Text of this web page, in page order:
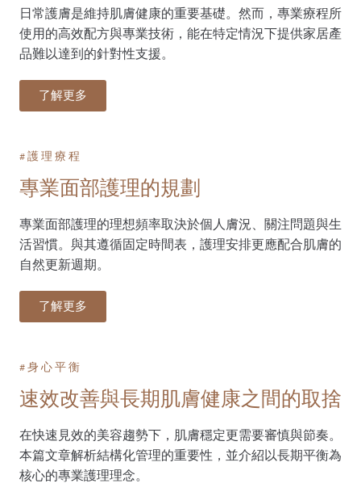
日常護膚是維持肌膚健康的重要基礎。然而，專業療程所
使用的高效配方與專業技術，能在特定情況下提供家居產
品難以達到的針對性支援。
了解更多
#護理療程​
專業面部護理的規劃
專業面部護理的理想頻率取決於個人膚況、關注問題與生
活習慣。與其遵循固定時間表，護理安排更應配合肌膚的
自然更新週期。
了解更多
#身心平衡
速效改善與長期肌膚健康之間的取捨
在快速見效的美容趨勢下，肌膚穩定更需要審慎與節奏。
本篇文章解析結構化管理的重要性，並介紹以長期平衡為
核心的專業護理理念。